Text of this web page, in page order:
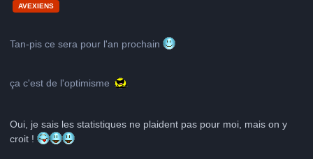
AVEXIENS
Tan-pis ce sera pour l'an prochain
ça c'est de l'optimisme
Oui, je sais les statistiques ne plaident pas pour moi, mais on y
croit !